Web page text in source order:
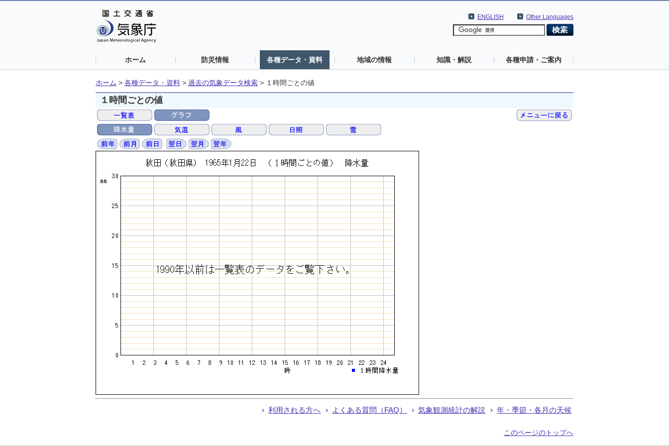
Other Languages
ENGLISH
ホーム 防災情報 各種データ・資料 地域の情報 知識・解説 各種申請・ご案内
ホーム > 各種データ・資料 > 過去の気象データ検索 > １時間ごとの値
１時間ごとの値
利用される方へ よくある質問（FAQ） 気象観測統計の解説 年・季節・各月の天候
このページのトップへ